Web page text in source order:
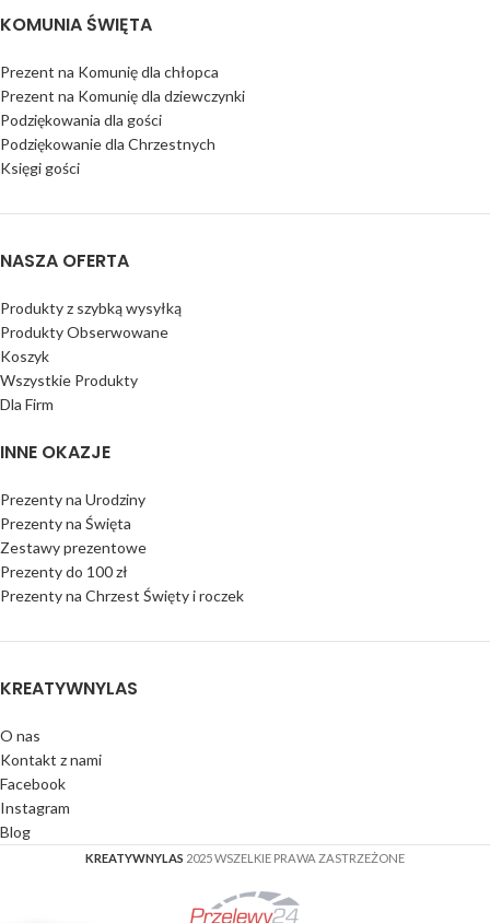
KOMUNIA ŚWIĘTA
Prezent na Komunię dla chłopca
Prezent na Komunię dla dziewczynki
Podziękowania dla gości
Podziękowanie dla Chrzestnych
Księgi gości
NASZA OFERTA
Produkty z szybką wysyłką
Produkty Obserwowane
Koszyk
Wszystkie Produkty
Dla Firm
INNE OKAZJE
Prezenty na Urodziny
Prezenty na Święta
Zestawy prezentowe
Prezenty do 100 zł
Prezenty na Chrzest Święty i roczek
KREATYWNYLAS
O nas
Kontakt z nami
Facebook
Instagram
Blog
KREATYWNYLAS 2025 WSZELKIE PRAWA ZASTRZEŻONE